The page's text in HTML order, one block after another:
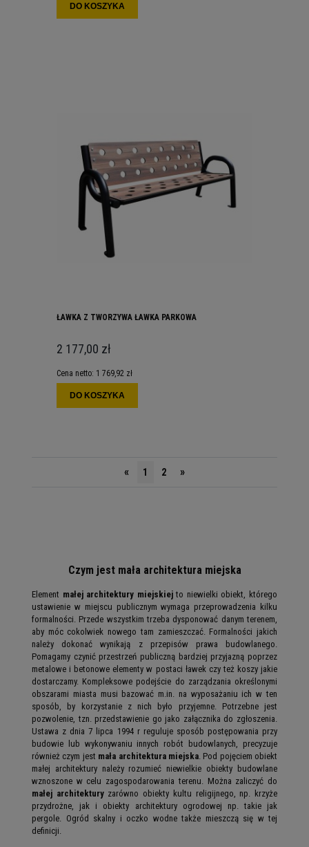
DO KOSZYKA
ŁAWKA Z TWORZYWA ŁAWKA PARKOWA
2 177,00 zł
Cena netto: 1 769,92 zł
DO KOSZYKA
« 1 2 »
Czym jest mała architektura miejska
Element małej architektury miejskiejto niewielki obiekt, którego
ustawienie w miejscu publicznym wymaga przeprowadzenia kilku
formalności. Przede wszystkim trzeba dysponować danym terenem,
aby móc cokolwiek nowego tam zamieszczać. Formalności jakich
należy dokonać wynikają z przepisów prawa budowlanego.
Pomagamy czynić przestrzeń publiczną bardziej przyjazną poprzez
metalowe i betonowe elementy w postaci ławek czy też koszy jakie
dostarczamy. Kompleksowe podejście do zarządzania określonymi
obszarami miasta musi bazować m.in. na wyposażaniu ich w ten
sposób, by korzystanie z nich było przyjemne. Potrzebne jest
pozwolenie, tzn. przedstawienie go jako załącznika do zgłoszenia.
Ustawa z dnia 7 lipca 1994 r reguluje sposób postępowania przy
budowie lub wykonywaniu innych robót budowlanych, precyzuje
również czym jest mała architektura miejska. Pod pojęciem obiekt
małej architektury należy rozumieć niewielkie obiekty budowlane
wznoszone w celu zagospodarowania terenu. Można zaliczyć do
małej architekturyzarówno obiekty kultu religijnego, np. krzyże
przydrożne, jak i obiekty architektury ogrodowej np. takie jak
pergole. Ogród skalny i oczko wodne także mieszczą się w tej
definicji.